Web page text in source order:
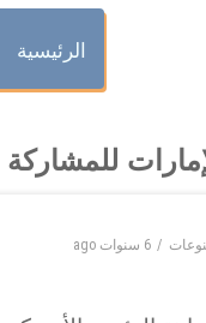
الرئيسية
6 سنوات ago